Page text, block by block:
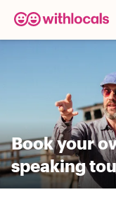
Book your
speaking